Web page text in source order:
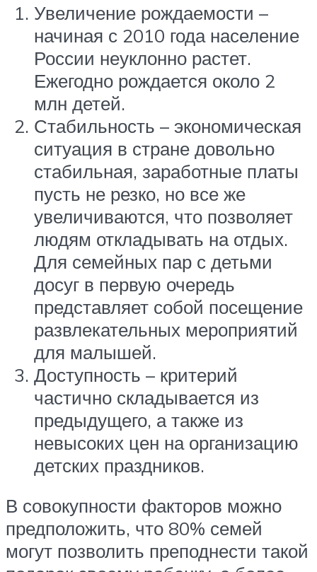
Увеличение рождаемости –
начиная с 2010 года население
России неуклонно растет.
Ежегодно рождается около 2
млн детей.
Стабильность – экономическая
ситуация в стране довольно
стабильная, заработные платы
пусть не резко, но все же
увеличиваются, что позволяет
людям откладывать на отдых.
Для семейных пар с детьми
досуг в первую очередь
представляет собой посещение
развлекательных мероприятий
для малышей.
Доступность – критерий
частично складывается из
предыдущего, а также из
невысоких цен на организацию
детских праздников.
В совокупности факторов можно
предположить, что 80% семей
могут позволить преподнести такой